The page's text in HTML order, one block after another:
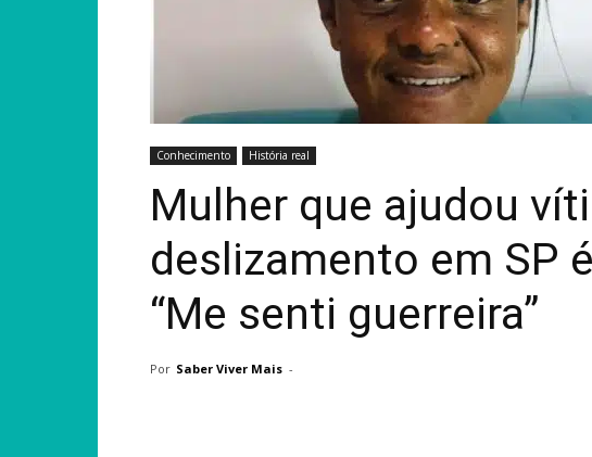
Conhecimento História real
Mulher que ajudou
deslizamento em SP
“Me senti guerreira”
Por Saber Viver Mais -